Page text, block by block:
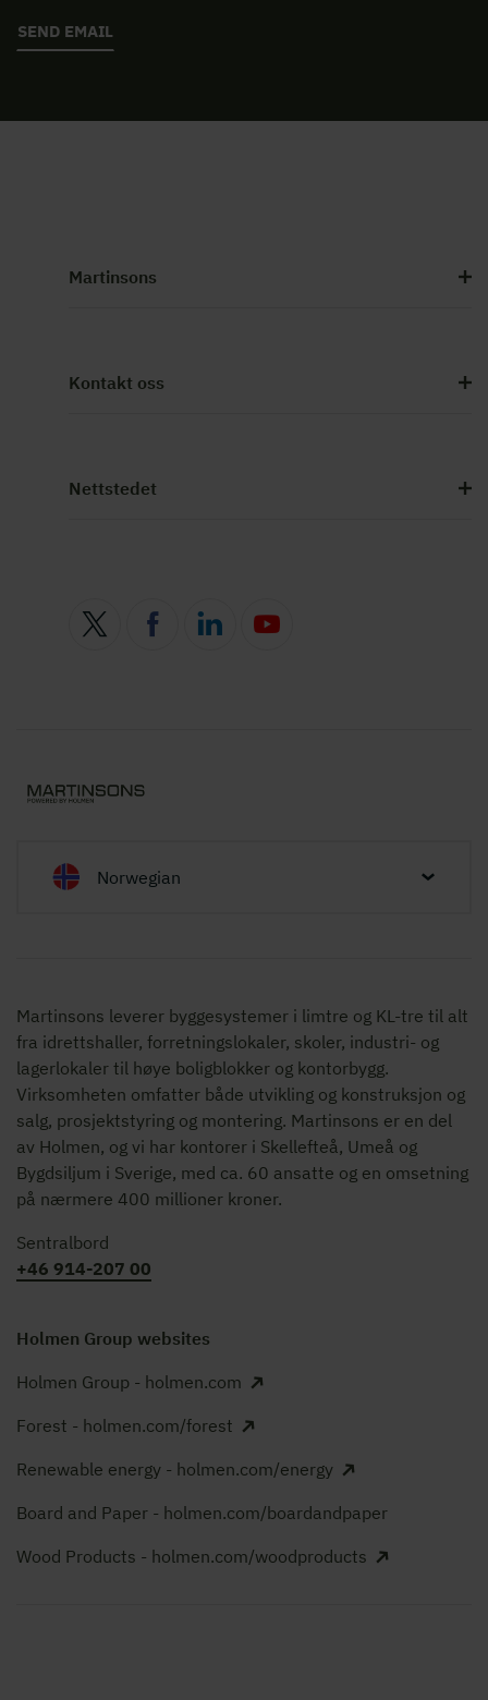
SEND EMAIL
Martinsons
Kontakt oss
Nettstedet
Norwegian
Martinsons leverer byggesystemer i limtre og KL-tre til alt
fra idrettshaller, forretningslokaler, skoler, industri- og
lagerlokaler til høye boligblokker og kontorbygg.
Virksomheten omfatter både utvikling og konstruksjon og
salg, prosjektstyring og montering. Martinsons er en del
av Holmen, og vi har kontorer i Skellefteå, Umeå og
Bygdsiljum i Sverige, med ca. 60 ansatte og en omsetning
på nærmere 400 millioner kroner.
Sentralbord
+46 914-207 00
Holmen Group websites
Holmen Group - holmen.com
Forest - holmen.com/forest
Renewable energy - holmen.com/energy
Board and Paper - holmen.com/boardandpaper
Wood Products - holmen.com/woodproducts